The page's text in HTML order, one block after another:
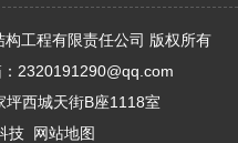
工程有限责任公司 版权所有
2320191290@qq.com
坪西城天街B座1118室
技 网站地图